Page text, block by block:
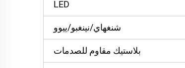
LED
شنغهاي/نينغبو/ييوو
بلاستيك مقاوم للصدمات